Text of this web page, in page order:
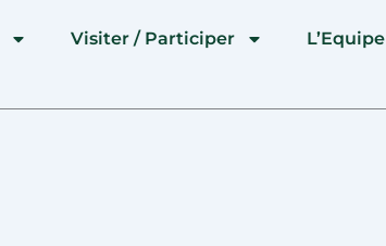
Visiter / Participer L’Equipe